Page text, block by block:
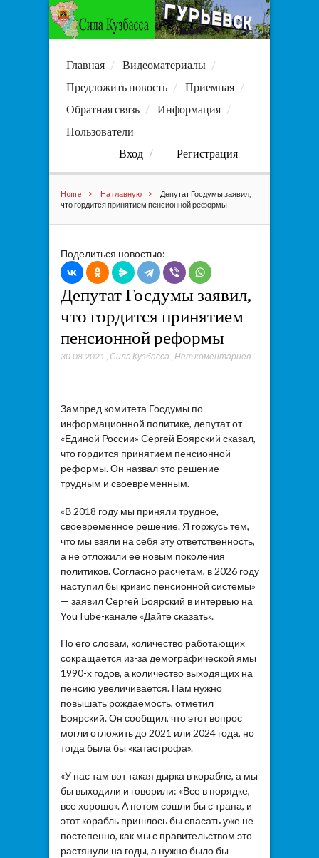
Главная
Видеоматериалы
Предложить новость
Приемная
Обратная связь
Информация
Пользователи
Вход
Регистрация
Home На главную
Депутат Госдумы заявил,
что гордится принятием пенсионной реформы
Поделиться новостью:
Депутат Госдумы заявил,
что гордится принятием
пенсионной реформы
30.08.2021 Сила Кузбасса Нет коментариев
Зампред комитета Госдумы по
информационной политике, депутат от
«Единой России» Сергей Боярский сказал,
что гордится принятием пенсионной
реформы. Он назвал это решение
трудным и своевременным.
«В 2018 году мы приняли трудное,
своевременное решение. Я горжусь тем,
что мы взяли на себя эту ответственность,
а не отложили ее новым поколения
политиков. Согласно расчетам, в 2026 году
наступил бы кризис пенсионной системы»
— заявил Сергей Боярский в интервью на
YouTube-канале «Дайте сказать».
По его словам, количество работающих
сокращается из-за демографической ямы
1990-х годов, а количество выходящих на
пенсию увеличивается. Нам нужно
повышать рождаемость, отметил
Боярский. Он сообщил, что этот вопрос
могли отложить до 2021 или 2024 года, но
тогда была бы «катастрофа».
«У нас там вот такая дырка в корабле, а мы
бы выходили и говорили: «Все в порядке,
все хорошо». А потом сошли бы с трапа, и
этот корабль пришлось бы спасать уже не
постепенно, как мы с правительством это
растянули на годы, а нужно было бы